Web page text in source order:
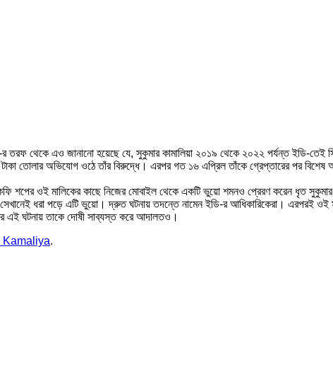
র তরফ থেকে এও জানানো হয়েছে যে, সুকুমার কামালিয়া ২০১৯ থেকে ২০২২ পর্যন্ত ইডি-
তোলার অভিযোগ ওঠে তাঁর বিরুদ্ধে। এরপর গত ১৬ এপ্রিল তাঁকে গ্রেপ্তারের পর বিশেষ
ওই মালিকের কাছে নিজের মোবাইল থেকে একটি ভুয়ো শমনও প্রেরণ করেন ধৃত
ধরা পড়ে এটি ভুয়ো। দ্রুত ঘটনায় তদন্তে নামেন ইডি-র আধিকারিকেরা। এরপরই ওই
এই ঘটনায় তাকে দোষী সাব্যস্ত করে আদালতও।
Kamaliya.